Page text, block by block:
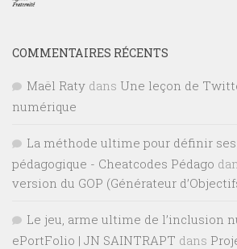
COMMENTAIRES RÉCENTS
Maël Raty dans Une leçon de
numérique
La méthode ultime pour définir
pédagogique - Cheatcodes Pédago
version du GOP (Générateur
Le jeu, arme ultime de l’inclusion
ePortFolio | JN SAINTRAPT dans